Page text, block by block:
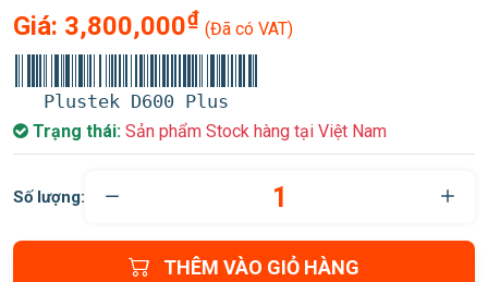
Giá: 3,800,000₫ (Đã có VAT)
Plustek D600 Plus
Trạng thái: Sản phẩm Stock hàng tại Việt Nam
Số lượng:
THÊM VÀO GIỎ HÀNG